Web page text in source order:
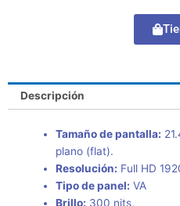
Descripción
Tamaño de pantalla:
plano (flat).
Resolución: Full HD
Tipo de panel: VA
Brillo: 300 nits,